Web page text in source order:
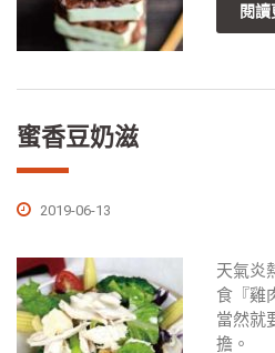
閱讀
蜜香豆奶滋
2019-06-13
天氣炎
食『雞
當然就
擔。